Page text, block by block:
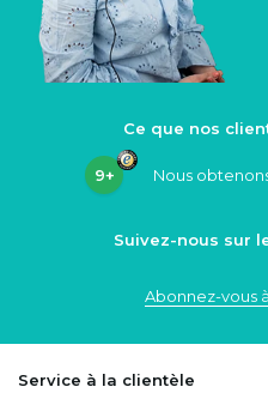
Ce que nos
9+ Nous
Suivez-nous sur
Abonnez-vous
Service à la clientèle